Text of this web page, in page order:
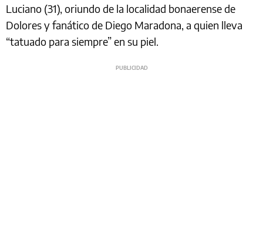
Luciano (31), oriundo de la localidad bonaerense de
Dolores y fanático de Diego Maradona, a quien lleva
“tatuado para siempre” en su piel.